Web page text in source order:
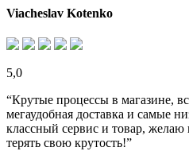
Viacheslav Kotenko
5,0
“Крутые процессы в магазине,
мегаудобная доставка и самые
классный сервис и товар, желаю
терять свою крутость!”